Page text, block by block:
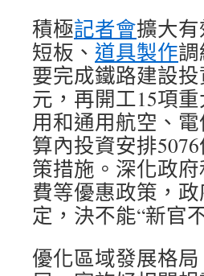
積極記者會擴大
短板、 道具製作
要完成鐵路建設
元，再開工15項
用和通用航空、
算內投資安排
策措施。深化政
費等優惠政策，
定，決不能“新官
優化區域發展格